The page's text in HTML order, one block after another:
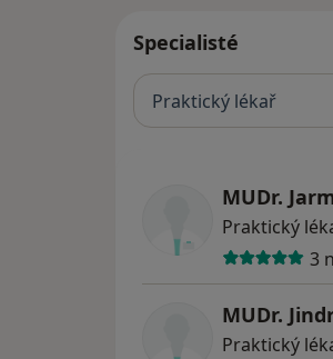
Specialisté
Praktický lékař
MUDr.
Praktický
3
MUDr.
Praktický